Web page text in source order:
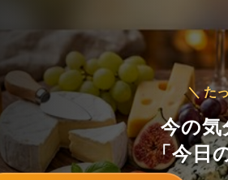
＼ た
今の
「今日